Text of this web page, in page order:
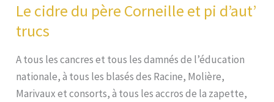
Le cidre du père Corneille et pi d’aut’
trucs
A tous les cancres et tous les damnés de l’éducation
nationale, à tous les blasés des Racine, Molière,
Marivaux et consorts, à tous les accros de la zapette,